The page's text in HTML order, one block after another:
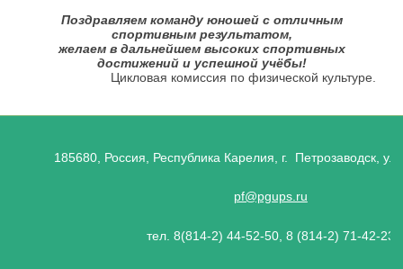
Поздравляем команду юношей с отличным
спортивным результатом,
желаем в дальнейшем высоких спортивных
достижений и успешной учёбы!
Цикловая комиссия по физической культуре.
185680, Россия, Республика Карелия, г. Петрозаводск,
pf@pgups.ru
тел. 8(814-2) 44-52-50, 8 (814-2) 71-42-23